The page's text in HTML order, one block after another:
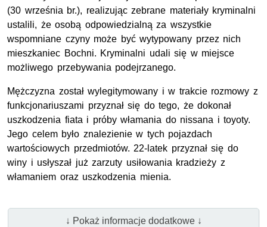
(30 września br.), realizując zebrane materiały kryminalni
ustalili, że osobą odpowiedzialną za wszystkie
wspomniane czyny może być wytypowany przez nich
mieszkaniec Bochni. Kryminalni udali się w miejsce
możliwego przebywania podejrzanego.
Mężczyzna został wylegitymowany i w trakcie rozmowy z
funkcjonariuszami przyznał się do tego, że dokonał
uszkodzenia fiata i próby włamania do nissana i toyoty.
Jego celem było znalezienie w tych pojazdach
wartościowych przedmiotów. 22-latek przyznał się do
winy i usłyszał już zarzuty usiłowania kradzieży z
włamaniem oraz uszkodzenia mienia.
↓ Pokaż informacje dodatkowe ↓